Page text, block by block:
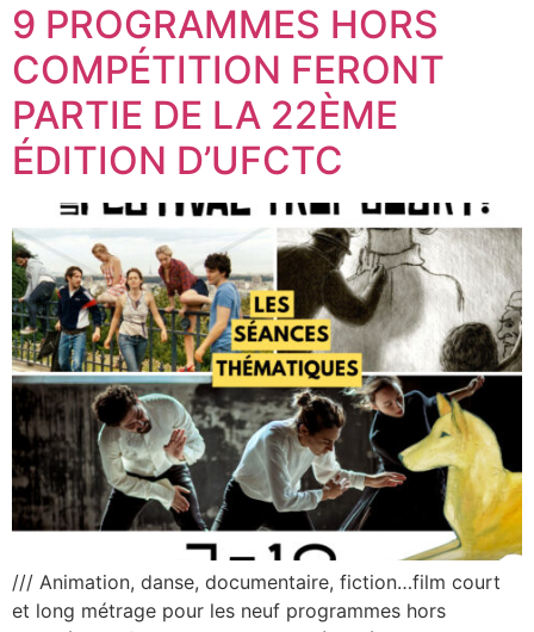
9 PROGRAMMES HORS
COMPÉTITION FERONT
PARTIE DE LA 22ÈME
ÉDITION D’UFCTC
/// Animation, danse, documentaire, fiction…film court
et long métrage pour les neuf programmes hors